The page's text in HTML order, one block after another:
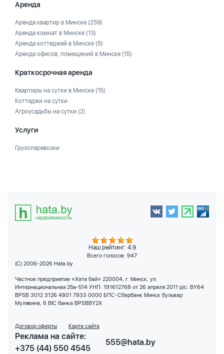
Аренда
Аренда квартир в Минске (259)
Аренда комнат в Минске (13)
Аренда коттеджей в Минске (5)
Аренда офисов, помещений в Минске (15)
Краткосрочная аренда
Квартиры на сутки в Минске (15)
Коттеджи на сутки
Агроусадьбы на сутки (2)
Услуги
Грузоперевозки
Наш рейтинг: 4.9
Всего голосов: 947
(C) 2006-2026 Hata.by
Частное предприятие «Хата бай» 220004, г. Минск, ул.
Интернациональная 25а-514 УНП: 191612768 от 26 апреля 2011 р/с: BY64
BPSB 3012 3126 4801 7933 0000 БПС-Сбербанк Минск бульвар
Мулявина, 6 BIC банка BPSBBY2X
Договор оферты Карта сайта
Реклама на сайте:
+375 (44) 550 4545
555@hata.by